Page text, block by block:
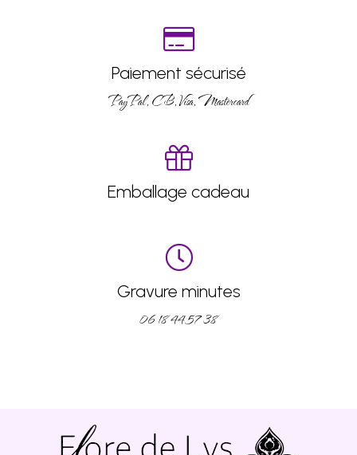
Paiement sécurisé
PayPal, CB, Visa, Mastercard
Emballage cadeau
Gravure minutes
06 18 44 57 38